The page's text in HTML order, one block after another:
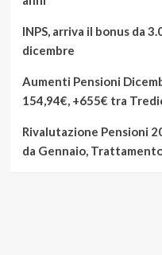
INPS, arriva il bonus da
dicembre
Aumenti Pensioni
154,94€, +655€ tra
Rivalutazione Pensioni
da Gennaio,